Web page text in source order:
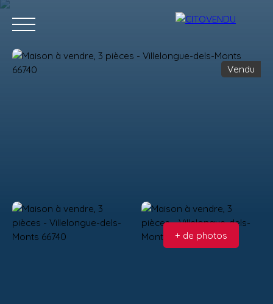
Estimation
Vendu
+ de photos